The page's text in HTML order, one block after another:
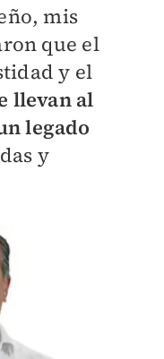
mis
que el
y el
llevan al
legado
y